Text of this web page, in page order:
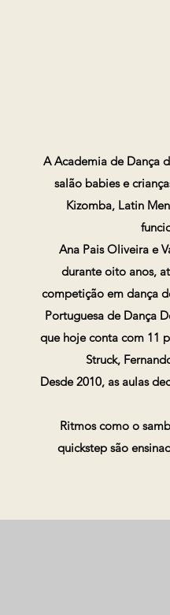
A Academia de Dança
salão babies e
Kizomba, Latin
Ana Pais Oliveira e
durante oito anos,
competição em dança
Portuguesa de Dança
que hoje conta com 11
Struck,
Desde 2010, as aulas
Ritmos como o
quickstep são